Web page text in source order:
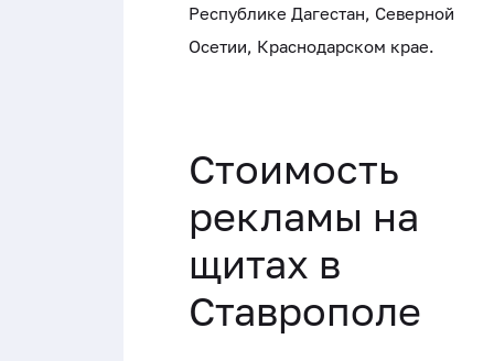
Республике Дагестан, Северной
Осетии, Краснодарском крае.
Стоимость
рекламы на
щитах в
Ставрополе